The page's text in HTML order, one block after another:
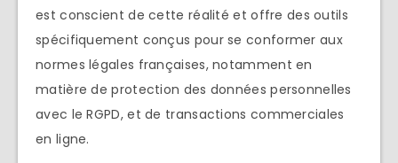
est conscient de cette réalité et offre des outils
spécifiquement conçus pour se conformer aux
normes légales françaises, notamment en
matière de protection des données personnelles
avec le RGPD, et de transactions commerciales
en ligne.